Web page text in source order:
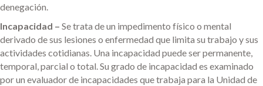
denegación.
Incapacidad – Se trata de un impedimento físico o mental
derivado de sus lesiones o enfermedad que limita su trabajo y sus
actividades cotidianas. Una incapacidad puede ser permanente,
temporal, parcial o total. Su grado de incapacidad es examinado
por un evaluador de incapacidades que trabaja para la Unidad de